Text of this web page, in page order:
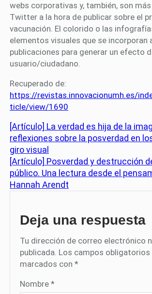
webs corporativas y, también, son
Twitter a la hora de publicar sobre el
vacunación. El colorido o las
elementos visuales que se incorporan
publicaciones para generar un efecto
usuario/ciudadano.
Recuperado de:
https://revistas.innovacionumh.es/
ticle/view/1690
[Artículo] La verdad es hija de la
reflexiones sobre la posverdad en
giro visual
[Artículo] Posverdad y destrucción
público. Una lectura desde el
Hannah Arendt
Deja una respuesta
Tu dirección de correo electrónico
publicada. Los campos obligatorios
marcados con *
Nombre *